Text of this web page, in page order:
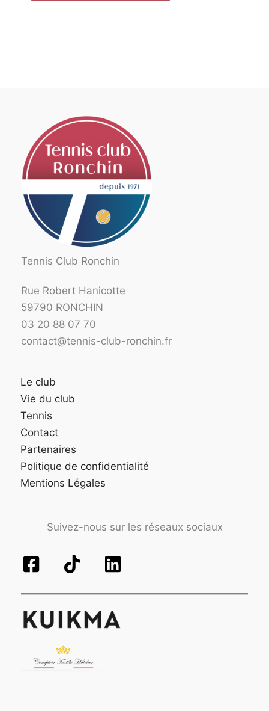
Tennis Club Ronchin
Rue Robert Hanicotte
59790 RONCHIN
03 20 88 07 70
contact@tennis-club-ronchin.fr
Le club
Vie du club
Tennis
Contact
Partenaires
Politique de confidentialité
Mentions Légales
Suivez-nous sur les réseaux sociaux